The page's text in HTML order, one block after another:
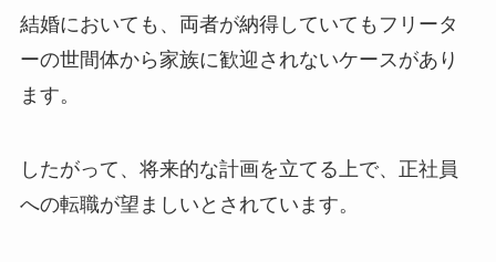
結婚においても、両者が納得していてもフリータ
ーの世間体から家族に歓迎されないケースがあり
ます。
したがって、将来的な計画を立てる上で、正社員
への転職が望ましいとされています。